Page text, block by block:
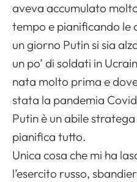
aveva accumulato
tempo e pianificando le
un giorno Putin si sia
un po’ di soldati in
nata molto prima e
stata la pandemia
Putin è un abile
pianifica tutto.
Unica cosa che mi ha
l’esercito russo,